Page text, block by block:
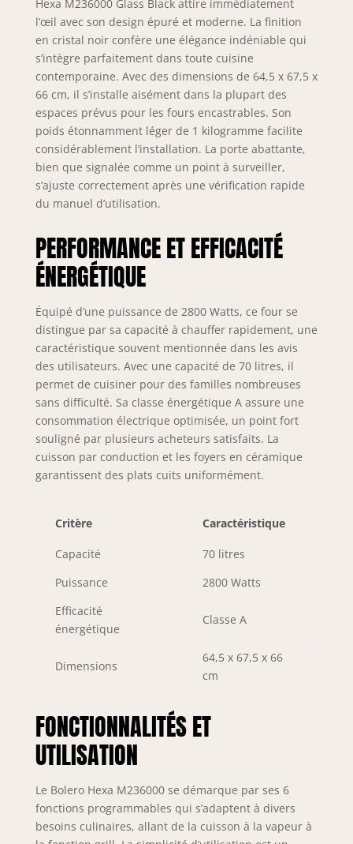
pour un
refroidissement
optimal du four
pendant et après
la cuisson.
Minuteur :
programmez votre
cuisson selon le
temps dont vous
avez besoin et
évitez qu'elle ne
brûle. Steam Base
les fonctions
Steam EasyClean
Préparez vos plats
avec cette fonction,
en combinant la
cuisson avec la
vapeur pour que
vos recettes soient
croustillantes à
l'extérieur et
juteuses à
l'intérieur. Steam
EasyClean : la
un meilleur
triple verre : porte
verres qui nous
brûler en touchant
et évite les pertes
de chaleur. Classe
chaque utilisation,
réduisez la
diminuer
l'efficacité lors de
la cuisson de vos
recettes. Puissance
Hexa M236000 Glass Black attire immédiatement
l’œil avec son design épuré et moderne. La finition
en cristal noir confère une élégance indéniable qui
s’intègre parfaitement dans toute cuisine
contemporaine. Avec des dimensions de 64,5 x 67,5 x
66 cm, il s’installe aisément dans la plupart des
espaces prévus pour les fours encastrables. Son
poids étonnamment léger de 1 kilogramme facilite
considérablement l’installation. La porte abattante,
bien que signalée comme un point à surveiller,
s’ajuste correctement après une vérification rapide
du manuel d’utilisation.
PERFORMANCE ET EFFICACITÉ
ÉNERGÉTIQUE
Équipé d’une puissance de 2800 Watts, ce four se
distingue par sa capacité à chauffer rapidement, une
caractéristique souvent mentionnée dans les avis
des utilisateurs. Avec une capacité de 70 litres, il
permet de cuisiner pour des familles nombreuses
sans difficulté. Sa classe énergétique A assure une
consommation électrique optimisée, un point fort
souligné par plusieurs acheteurs satisfaits. La
cuisson par conduction et les foyers en céramique
garantissent des plats cuits uniformément.
Critère Caractéristique
Capacité
70 litres
Puissance
2800 Watts
Efficacité
énergétique
Classe A
Dimensions
64,5 x 67,5 x 66
cm
FONCTIONNALITÉS ET
UTILISATION
Le Bolero Hexa M236000 se démarque par ses 6
fonctions programmables qui s’adaptent à divers
besoins culinaires, allant de la cuisson à la vapeur à